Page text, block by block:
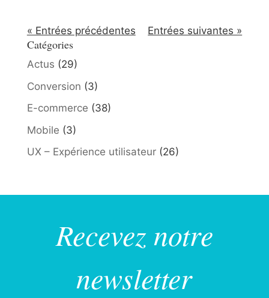
« Entrées précédentes Entrées suivantes »
Catégories
Actus (29)
Conversion (3)
E-commerce (38)
Mobile (3)
UX – Expérience utilisateur(26)
Recevez notre
newsletter